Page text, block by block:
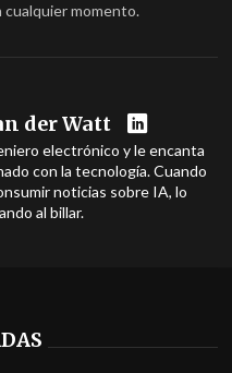
cualquier momento.
der Watt
electrónico y le encanta
con la tecnología. Cuando
noticias sobre IA, lo
al billar.